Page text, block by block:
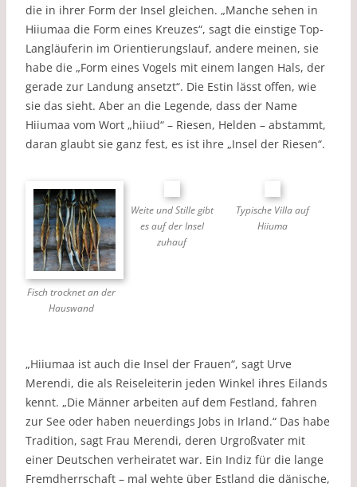
die in ihrer Form der Insel gleichen. „Manche sehen in
Hiiumaa die Form eines Kreuzes“, sagt die einstige Top-
Langläuferin im Orientierungslauf, andere meinen, sie
habe die „Form eines Vogels mit einem langen Hals, der
gerade zur Landung ansetzt“. Die Estin lässt offen, wie
sie das sieht. Aber an die Legende, dass der Name
Hiiumaa vom Wort „hiiud“ – Riesen, Helden – abstammt,
daran glaubt sie ganz fest, es ist ihre „Insel der Riesen“.
Fisch trocknet an der
Hauswand
Weite und Stille gibt
es auf der Insel
zuhauf
Typische Villa auf
Hiiuma
„Hiiumaa ist auch die Insel der Frauen“, sagt Urve
Merendi, die als Reiseleiterin jeden Winkel ihres Eilands
kennt. „Die Männer arbeiten auf dem Festland, fahren
zur See oder haben neuerdings Jobs in Irland.“ Das habe
Tradition, sagt Frau Merendi, deren Urgroßvater mit
einer Deutschen verheiratet war. Ein Indiz für die lange
Fremdherrschaft – mal wehte über Estland die dänische,